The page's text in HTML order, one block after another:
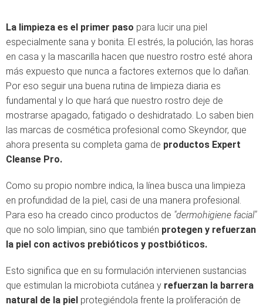
La limpieza es el primer paso para lucir una piel
especialmente sana y bonita. El estrés, la polución, las horas
en casa y la mascarilla hacen que nuestro rostro esté ahora
más expuesto que nunca a factores externos que lo dañan.
Por eso seguir una buena rutina de limpieza diaria es
fundamental y lo que hará que nuestro rostro deje de
mostrarse apagado, fatigado o deshidratado. Lo saben bien
las marcas de cosmética profesional como Skeyndor, que
ahora presenta su completa gama de productos Expert
Cleanse Pro.
Como su propio nombre indica, la línea busca una limpieza
en profundidad de la piel, casi de una manera profesional.
Para eso ha creado cinco productos de "dermohigiene facial"
que no solo limpian, sino que también protegen y refuerzan
la piel con activos prebióticos y postbióticos.
Esto significa que en su formulación intervienen sustancias
que estimulan la microbiota cutánea y refuerzan la barrera
natural de la piel protegiéndola frente la proliferación de